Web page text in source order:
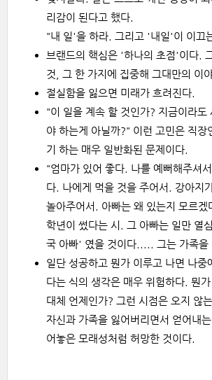
리감이 된다고 했다.
"내 일'을 하라. 그리고 '내일'이 이끄
브랜드의 핵심은 '하나의 초점'이다.
것, 그 한 가지에 집중해 그대만의 이
절실함을 잃으면 미래가 흐려진다.
"이 일을 계속 할 것인가? 지금이라도
야 하는게 아닐까?" 이런 고민은 직장
기 하는 매우 일반화된 문제이다.
"엄마가 있어 좋다. 나를 예뻐해주셔
다. 나에게 먹을 것을 주어서. 강아지
놀아주어서. 아빠는 왜 있는지 모르겠
학년이 썼다는 시. 그 아빠는 일만 열
국 아빠' 였을 것이다..... 그는 가족을
일단 성공하고 뭔가 이루고 나면 나중
다는 식의 생각은 매우 위험하다. 뭔
대체 언제인가? 그런 시점은 오지 않
자신과 가족을 잃어버리면서 얻어내
어놓은 모래성처럼 허망한 것이다.